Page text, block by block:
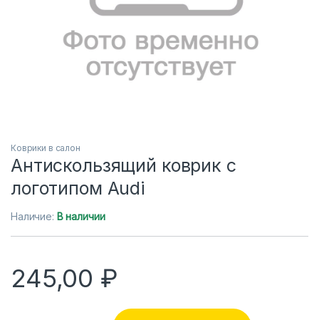
Коврики в салон
Антискользящий коврик с
логотипом Audi
Наличие: В наличии
245,00 ₽